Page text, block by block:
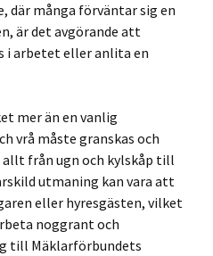
där många förväntar sig en
är det avgörande att
i arbetet eller anlita en
mer än en vanlig
vrå måste granskas och
från ugn och kylskåp till
utmaning kan vara att
eller hyresgästen, vilket
noggrant och
till Mäklarförbundets